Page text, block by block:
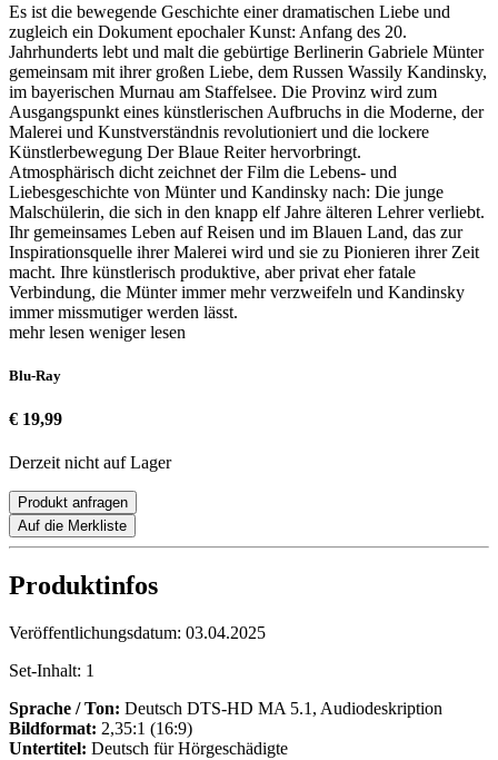
Es ist die bewegende Geschichte einer dramatischen Liebe und
zugleich ein Dokument epochaler Kunst: Anfang des 20.
Jahrhunderts lebt und malt die gebürtige Berlinerin Gabriele Münter
gemeinsam mit ihrer großen Liebe, dem Russen Wassily Kandinsky,
im bayerischen Murnau am Staffelsee. Die Provinz wird zum
Ausgangspunkt eines künstlerischen Aufbruchs in die Moderne, der
Malerei und Kunstverständnis revolutioniert und die lockere
Künstlerbewegung Der Blaue Reiter hervorbringt.
Atmosphärisch dicht zeichnet der Film die Lebens- und
Liebesgeschichte von Münter und Kandinsky nach: Die junge
Malschülerin, die sich in den knapp elf Jahre älteren Lehrer verliebt.
Ihr gemeinsames Leben auf Reisen und im Blauen Land, das zur
Inspirationsquelle ihrer Malerei wird und sie zu Pionieren ihrer Zeit
macht. Ihre künstlerisch produktive, aber privat eher fatale
Verbindung, die Münter immer mehr verzweifeln und Kandinsky
immer missmutiger werden lässt.
mehr lesen weniger lesen
Blu-Ray
€ 19,99
Derzeit nicht auf Lager
Produkt anfragen
Auf die Merkliste
Produktinfos
Veröffentlichungsdatum: 03.04.2025
Set-Inhalt: 1
Sprache / Ton: Deutsch DTS-HD MA 5.1, Audiodeskription
Bildformat: 2,35:1 (16:9)
Untertitel: Deutsch für Hörgeschädigte